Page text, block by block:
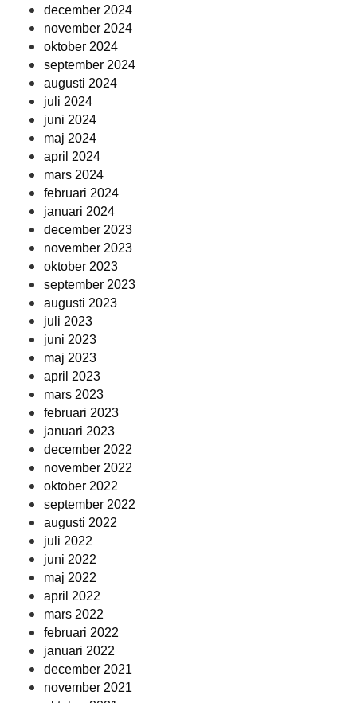
december 2024
november 2024
oktober 2024
september 2024
augusti 2024
juli 2024
juni 2024
maj 2024
april 2024
mars 2024
februari 2024
januari 2024
december 2023
november 2023
oktober 2023
september 2023
augusti 2023
juli 2023
juni 2023
maj 2023
april 2023
mars 2023
februari 2023
januari 2023
december 2022
november 2022
oktober 2022
september 2022
augusti 2022
juli 2022
juni 2022
maj 2022
april 2022
mars 2022
februari 2022
januari 2022
december 2021
november 2021